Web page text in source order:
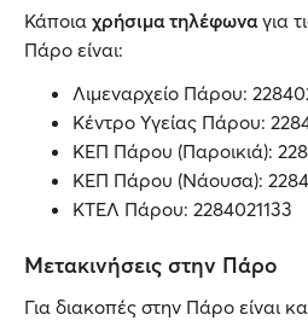
Κάποια χρήσιμα τηλέφωναγια
Πάρο είναι:
Λιμεναρχείο Πάρου:
Κέντρο Υγείας Πάρου:
ΚΕΠ Πάρου (Παροικιά):
ΚΕΠ Πάρου (Νάουσα):
ΚΤΕΛ Πάρου: 2284021133
Μετακινήσεις στην Πάρο
Για διακοπές στην Πάρο είναι